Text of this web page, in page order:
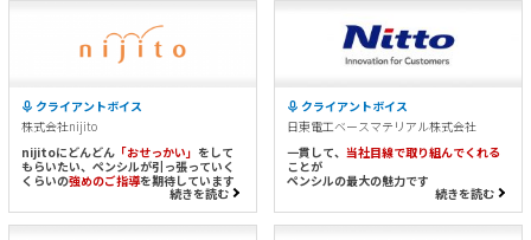
クライアントボイス
株式会社nijito
nijitoにどんどん 「おせっかい」 をして
もらいたい、ペンシルが引っ張っていく
くらいの強めのご指導を期待しています
続きを読む
クライアントボイス
日東電工ベースマテリアル株式会社
一貫して、 当社目線で取り組んでくれる
ことが
ペンシルの最大の魅力です
続きを読む